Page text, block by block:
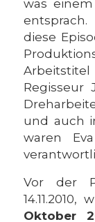
was
diese
Regisseur
und auch
waren
Vor der
Oktober